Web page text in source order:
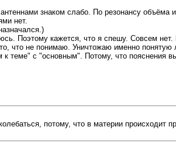
знаком слабо. По резонансу объёма
нет.
Поэтому кажется, что я спешу. Совсем нет.
что не понимаю. Уничтожаю именно понятую
теме" с "основным". Потому, что пояснения
потому, что в материи происходит